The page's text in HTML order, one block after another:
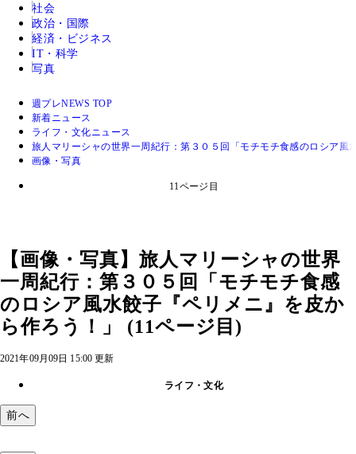
社会
政治・国際
経済・ビジネス
IT・科学
写真
週プレNEWS TOP
新着ニュース
ライフ・文化ニュース
旅人マリーシャの世界一周紀行：第３０５回「モチモチ食感のロシア風
画像・写真
11ページ目
【画像・写真】旅人マリーシャの世界
一周紀行：第３０５回「モチモチ食感
のロシア風水餃子『ペリメニ』を皮か
ら作ろう！」 (11ページ目)
2021年09月09日 15:00 更新
ライフ・文化
前へ